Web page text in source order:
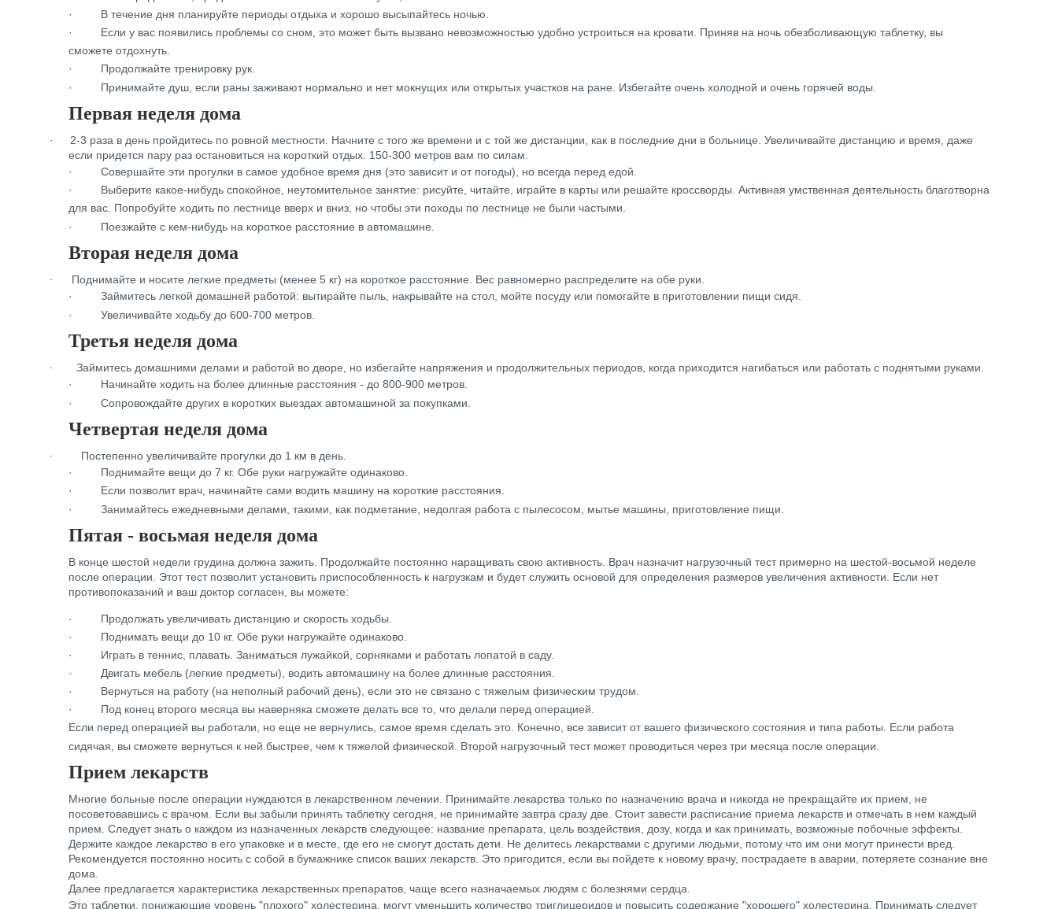
· В течение дня планируйте периоды отдыха и хорошо высыпайтесь ночью.
· Если у вас появились проблемы со сном, это может быть вызвано невозможностью удобно устроиться на кровати. Приняв на ночь обезболивающую таблетку, вы
сможете отдохнуть.
· Продолжайте тренировку рук.
· Принимайте душ, если раны заживают нормально и нет мокнущих или открытых участков на ране. Избегайте очень холодной и очень горячей воды.
Первая неделя дома
·
2-3 раза в день пройдитесь по ровной местности. Начните с того же времени и с той же дистанции, как в последние дни в больнице. Увеличивайте дистанцию и время, даже
если придется пару раз остановиться на короткий отдых. 150-300 метров вам по силам.
· Совершайте эти прогулки в самое удобное время дня (это зависит и от погоды), но всегда перед едой.
· Выберите какое-нибудь спокойное, неутомительное занятие: рисуйте, читайте, играйте в карты или решайте кроссворды. Активная умственная деятельность благотворна
для вас. Попробуйте ходить по лестнице вверх и вниз, но чтобы эти походы по лестнице не были частыми.
· Поезжайте с кем-нибудь на короткое расстояние в автомашине.
Вторая неделя дома
·
Поднимайте и носите легкие предметы (менее 5 кг) на короткое расстояние. Вес равномерно распределите на обе руки.
· Займитесь легкой домашней работой: вытирайте пыль, накрывайте на стол, мойте посуду или помогайте в приготовлении пищи сидя.
· Увеличивайте ходьбу до 600-700 метров.
Третья неделя дома
·
Займитесь домашними делами и работой вo дворе, но избегайте напряжения и продолжительных периодов, когда приходится нагибаться или работать с поднятыми руками.
· Начинайте ходить на более длинные расстояния - до 800-900 метров.
· Сопровождайте других в коротких выездах автомашиной за покупками.
Четвертая неделя дома
·
Постепенно увеличивайте прогулки до 1 км в день.
· Поднимайте вещи до 7 кг. Обе руки нагружайте одинаково.
· Если позволит врач, начинайте сами водить машину на короткие расстояния.
· Занимайтесь ежедневными делами, такими, как подметание, недолгая работа с пылесосом, мытье машины, приготовление пищи.
Пятая - восьмая неделя дома
В конце шестой недели грудина должна зажить. Продолжайте постоянно наращивать свою активность. Врач назначит нагрузочный тест примерно на шестой-восьмой неделе
после операции. Этот тест позволит установить приспособленность к нагрузкам и будет служить основой для определения размеров увеличения активности. Если нет
противопоказаний и ваш доктор согласен, вы можете:
· Продолжать увеличивать дистанцию и скорость ходьбы.
· Поднимать вещи до 10 кг. Обе руки нагружайте одинаково.
· Играть в теннис, плавать. Заниматься лужайкой, сорняками и работать лопатой в саду.
· Двигать мебель (легкие предметы), водить автомашину на более длинные расстояния.
· Вернуться на работу (на неполный рабочий день), если это не связано с тяжелым физическим трудом.
· Под конец второго месяца вы наверняка сможете делать все то, что делали перед операцией.
Если перед операцией вы работали, но еще не вернулись, самое время сделать это. Конечно, все зависит от вашего физического состояния и типа работы. Если работа
сидячая, вы сможете вернуться к ней быстрее, чем к тяжелой физической. Второй нагрузочный тест может проводиться через три месяца после операции.
Прием лекарств
Многие больные после операции нуждаются в лекарственном лечении. Принимайте лекарства только по назначению врача и никогда не прекращайте их прием, не
посоветовавшись с врачом. Если вы забыли принять таблетку сегодня, не принимайте завтра сразу две. Стоит завести расписание приема лекарств и отмечать в нем каждый
прием. Следует знать о каждом из назначенных лекарств следующее: название препарата, цель воздействия, дозу, когда и как принимать, возможные побочные эффекты.
Держите каждое лекарство в его упаковке и в месте, где его не смогут достать дети. Не делитесь лекарствами с другими людьми, потому что им они могут принести вред.
Рекомендуется постоянно носить с собой в бумажнике список ваших лекарств. Это пригодится, если вы пойдете к новому врачу, пострадаете в аварии, потеряете сознание вне
дома.
Далее предлагается характеристика лекарственных препаратов, чаще всего назначаемых людям с болезнями сердца.
Это таблетки, понижающие уровень "плохого" холестерина, могут уменьшить количество триглицеридов и повысить содержание "хорошего" холестерина. Принимать следует